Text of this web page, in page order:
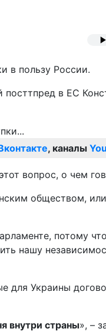
в пользу России.
в ЕС
, каналы
вопрос, о чем
обществом,
потому
нашу
для Украины
внутри страны», –